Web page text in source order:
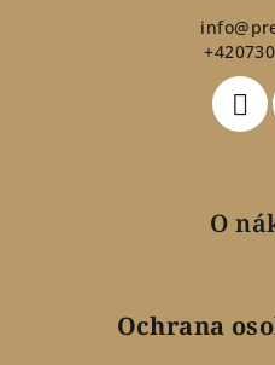
info@
O
Ochrana